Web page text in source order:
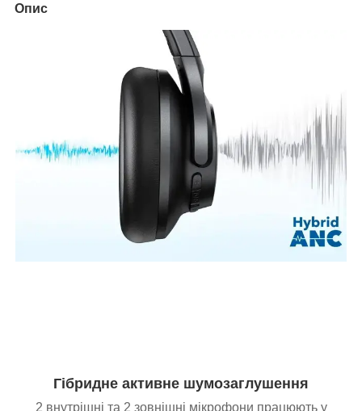
Опис
Гібридне активне шумозаглушення
2 внутрішні та 2 зовнішні мікрофони працюють у